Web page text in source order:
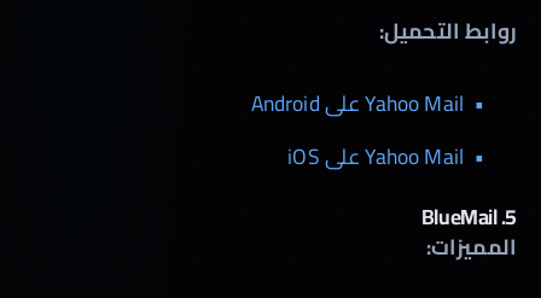
روابط التحميل:
Yahoo Mail على Android
Yahoo Mail على iOS
5.
BlueMail
المميزات: